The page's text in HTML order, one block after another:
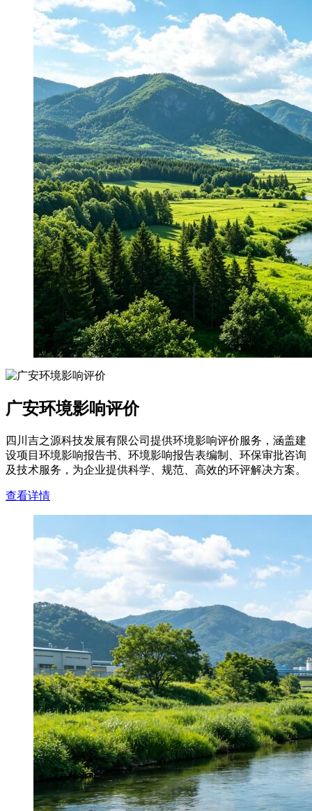
广安环境影响评价
四川吉之源科技发展有限公司提供环境影响评价服务，涵盖建
设项目环境影响报告书、环境影响报告表编制、环保审批咨询
及技术服务，为企业提供科学、规范、高效的环评解决方案。
查看详情